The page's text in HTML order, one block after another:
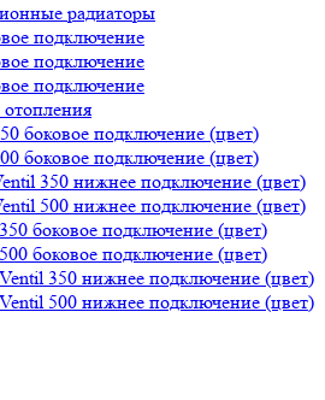
радиаторы
подключение
подключение
подключение
боковое подключение (цвет)
боковое подключение (цвет)
350 нижнее подключение (цвет)
500 нижнее подключение (цвет)
боковое подключение (цвет)
боковое подключение (цвет)
350 нижнее подключение (цвет)
500 нижнее подключение (цвет)